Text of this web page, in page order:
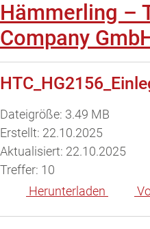
Hämmerling –
Company
Dateigröße: 3.49 MB
Erstellt: 22.10.2025
Aktualisiert: 22.10.2025
Treffer: 10
Herunterladen